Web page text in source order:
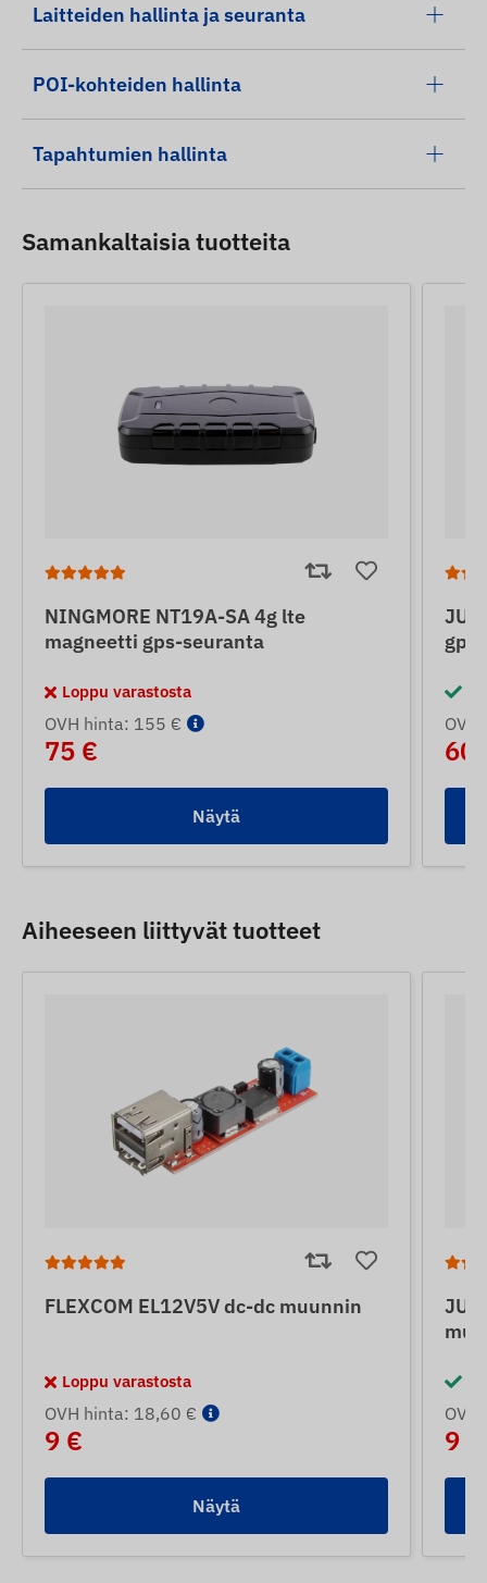
Laitteiden hallinta ja seuranta
POI-kohteiden hallinta
Tapahtumien hallinta
Samankaltaisia ​​tuotteita
NINGMORE NT19A-SA 4g lte
magneetti gps-seuranta
Loppu varastosta
OVH hinta: 155 €
75 €
Näytä
60
Aiheeseen liittyvät tuotteet
FLEXCOM EL12V5V dc-dc muunnin
Loppu varastosta
OVH hinta: 18,60 €
9 €
Näytä
9 €